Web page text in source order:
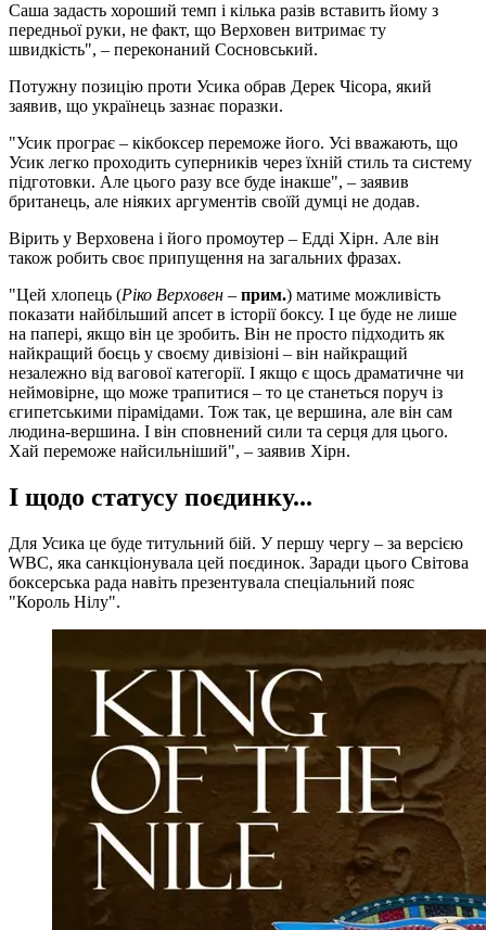
Саша задасть хороший темп і кілька разів вставить йому з
передньої руки, не факт, що Верховен витримає ту
швидкість", – переконаний Сосновський.
Потужну позицію проти Усика обрав Дерек Чісора, який
заявив, що українець зазнає поразки.
"Усик програє – кікбоксер переможе його. Усі вважають, що
Усик легко проходить суперників через їхній стиль та систему
підготовки. Але цього разу все буде інакше", – заявив
британець, але ніяких аргументів своїй думці не додав.
Вірить у Верховена і його промоутер – Едді Хірн. Але він
також робить своє припущення на загальних фразах.
"Цей хлопець (Ріко Верховен – прим.) матиме можливість
показати найбільший апсет в історії боксу. І це буде не лише
на папері, якщо він це зробить. Він не просто підходить як
найкращий боєць у своєму дивізіоні – він найкращий
незалежно від вагової категорії. І якщо є щось драматичне чи
неймовірне, що може трапитися – то це станеться поруч із
єгипетськими пірамідами. Тож так, це вершина, але він сам
людина-вершина. І він сповнений сили та серця для цього.
Хай переможе найсильніший", – заявив Хірн.
І щодо статусу поєдинку...
Для Усика це буде титульний бій. У першу чергу – за версією
WBC, яка санкціонувала цей поєдинок. Заради цього Світова
боксерська рада навіть презентувала спеціальний пояс
"Король Нілу".